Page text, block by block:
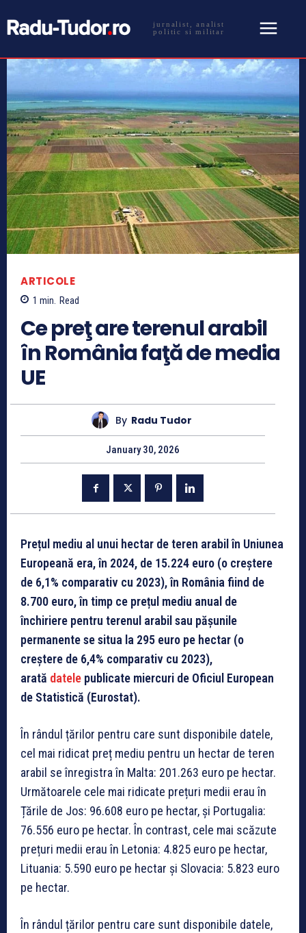
jurnalist, analist
politic si militar
ARTICOLE
1 min. Read
Ce preţ are terenul arabil
în România faţă de media
UE
By Radu Tudor
January 30, 2026
Prețul mediu al unui hectar de teren arabil în Uniunea
Europeană era, în 2024, de 15.224 euro (o creștere
de 6,1% comparativ cu 2023), în România fiind de
8.700 euro, în timp ce prețul mediu anual de
închiriere pentru terenul arabil sau pășunile
permanente se situa la 295 euro pe hectar (o
creștere de 6,4% comparativ cu 2023),
arată datele publicate miercuri de Oficiul European
de Statistică (Eurostat).
În rândul țărilor pentru care sunt disponibile datele,
cel mai ridicat preț mediu pentru un hectar de teren
arabil se înregistra în Malta: 201.263 euro pe hectar.
Următoarele cele mai ridicate prețuri medii erau în
Țările de Jos: 96.608 euro pe hectar, și Portugalia:
76.556 euro pe hectar. În contrast, cele mai scăzute
prețuri medii erau în Letonia: 4.825 euro pe hectar,
Lituania: 5.590 euro pe hectar și Slovacia: 5.823 euro
pe hectar.
În rândul țărilor pentru care sunt disponibile datele,